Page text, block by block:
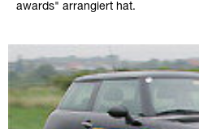
awards" arrangiert hat.